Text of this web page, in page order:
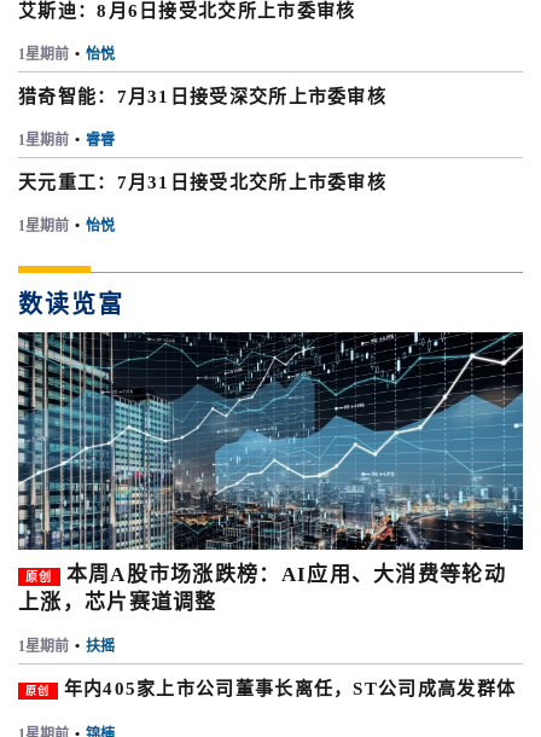
艾斯迪：8月6日接受北交所上市委审核
1星期前 • 怡悦
猎奇智能：7月31日接受深交所上市委审核
1星期前 • 睿睿
天元重工：7月31日接受北交所上市委审核
1星期前 • 怡悦
数读览富
原创
本周A股市场涨跌榜：AI应用、大消费等轮动
上涨，芯片赛道调整
1星期前 • 扶摇
原创 年内405家上市公司董事长离任，ST公司成高发群体